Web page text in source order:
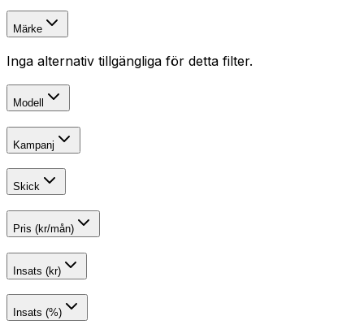
Märke
Inga alternativ tillgängliga för detta filter.
Modell
Kampanj
Skick
Pris (kr/mån)
Insats (kr)
Insats (%)